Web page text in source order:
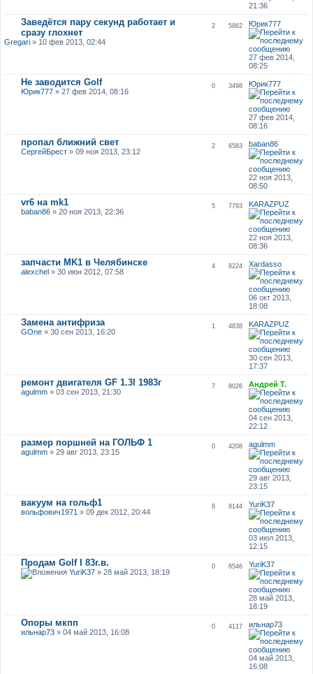
21:36
Заведётся пару секунд работает и
сразу глохнет
Gregari» 10 фев 2013, 02:44
2 5862 Юрик777
27 фев 2014,
08:25
Не заводится Golf
Юрик777» 27 фев 2014, 08:16
0 3498 Юрик777
27 фев 2014,
08:16
пропал ближний свет
СергейБрест» 09 ноя 2013, 23:12
2 6583 baban86
22 ноя 2013,
08:50
vr6 на mk1
baban86» 20 ноя 2013, 22:36
5 7793 KARAZPUZ
22 ноя 2013,
08:36
запчасти MK1 в Челябинске
alexchel» 30 июн 2012, 07:58
4 8224 Xardasso
06 окт 2013,
18:08
Замена антифриза
GOne» 30 сен 2013, 16:20
1 4838 KARAZPUZ
30 сен 2013,
17:37
ремонт двигателя GF 1.3l 1983г
agulmm» 03 сен 2013, 21:30
7 8026 Андрей Т.
04 сен 2013,
22:12
размер поршней на ГОЛЬФ 1
agulmm» 29 авг 2013, 23:15
0 4208 agulmm
29 авг 2013,
23:15
вакуум на гольф1
вольфович1971 » 09 дек 2012, 20:44
8 8144 YuriK37
03 июл 2013,
12:15
Продам Golf I 83г.в.
YuriK37» 28 май 2013, 18:19
0 6546 YuriK37
28 май 2013,
18:19
Опоры мкпп
ильнар73» 04 май 2013, 16:08
0 4117 ильнар73
04 май 2013,
16:08